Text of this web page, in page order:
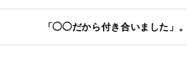
「◯◯だから付き合いました」